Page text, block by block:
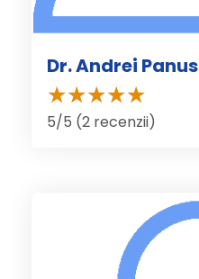
Dr. Andrei Panus
5/5 (2 recenzii)